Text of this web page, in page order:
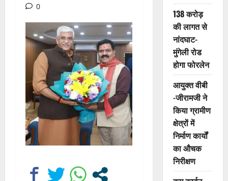
0
138 करोड़
की लागत से
नांदघाट-
मुंगेली रोड
होगा फोरलेन
आयुक्त वीबी
-जीरामजी ने
किया ग्रामीण
क्षेत्रों में
निर्माण कार्यों
का औचक
निरीक्षण